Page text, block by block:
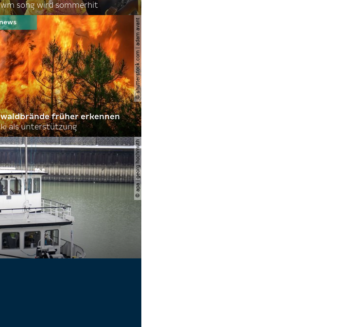
wm song wird sommerhit
© shutterstock.com | adam avant
waldbrände früher erkennen
ki als unterstützung
© apa | georg hochmuth